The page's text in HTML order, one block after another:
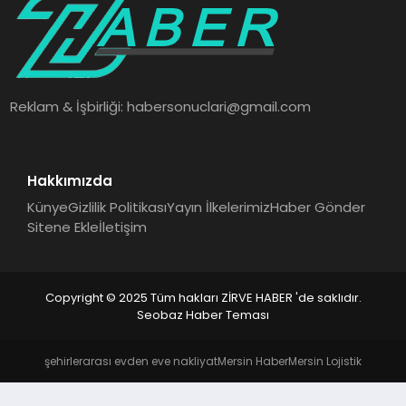
SAĞLIK
SPOR
TEKNOLOJI
Reklam & İşbirliği:habersonuclari@gmail.com
Hakkımızda
KünyeGizlilik PolitikasıYayın İlkelerimizHaber Gönder
Sitene Ekleİletişim
Copyright © 2025 Tüm hakları ZİRVE HABER 'de saklıdır.
Seobaz Haber Teması
şehirlerarası evden eve nakliyatMersin HaberMersin Lojistik